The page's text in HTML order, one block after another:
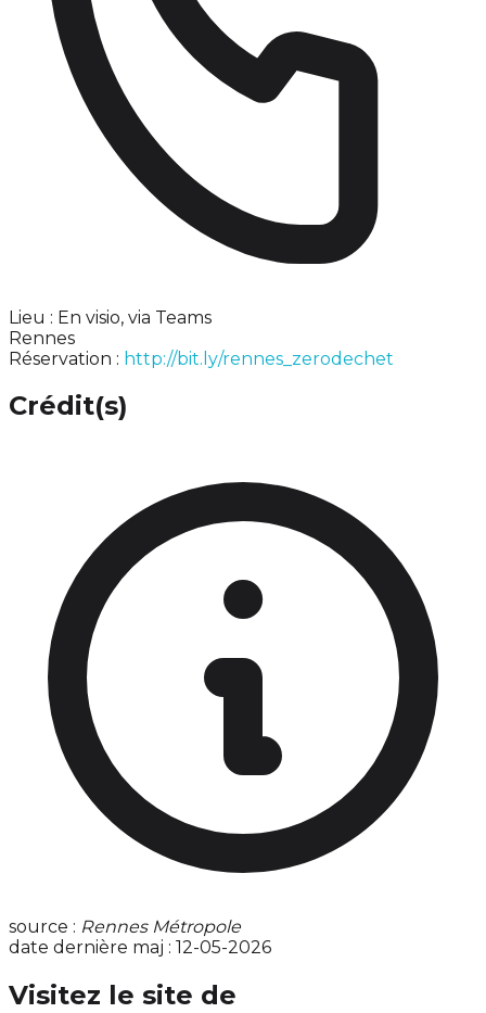
Lieu : En visio, via Teams
Rennes
Réservation : http://bit.ly/rennes_zerodechet
Crédit(s)
source : Rennes Métropole
date dernière maj : 12-05-2026
Visitez le site de